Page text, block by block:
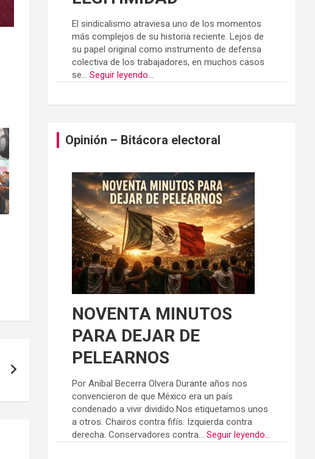
El sindicalismo atraviesa uno de los momentos
más complejos de su historia reciente. Lejos de
su papel original como instrumento de defensa
colectiva de los trabajadores, en muchos casos
se...Seguir leyendo...
Opinión – Bitácora electoral
NOVENTA MINUTOS
PARA DEJAR DE
PELEARNOS
Por Aníbal Becerra Olvera Durante años nos
convencieron de que México era un país
condenado a vivir dividido.Nos etiquetamos unos
a otros. Chairos contra fifís. Izquierda contra
derecha. Conservadores contra...Seguir leyendo...